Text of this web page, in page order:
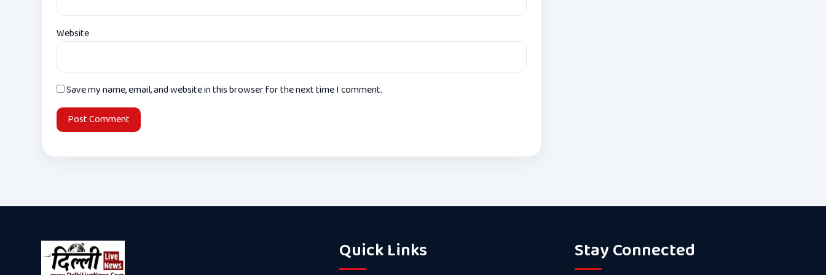
Website
Save my name, email, and website in this browser for the next time I comment.
Quick Links Stay Connected